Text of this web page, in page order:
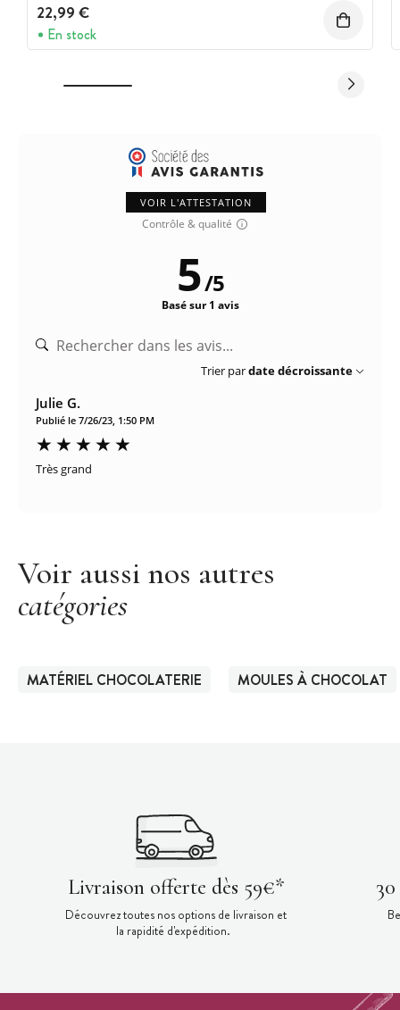
22,99 €
En stock
VOIR L'ATTESTATION
Contrôle & qualité
5/5
Basé sur 1 avis
Trier pardate décroissante
Julie G.
Publié le 7/26/23, 1:50 PM
Très grand
Voir aussi nos autres
catégories
MATÉRIEL CHOCOLATERIE MOULES À CHOCOLAT
Livraison offerte dès 59€*
Découvrez toutes nos options de livraison et
la rapidité d'expédition.